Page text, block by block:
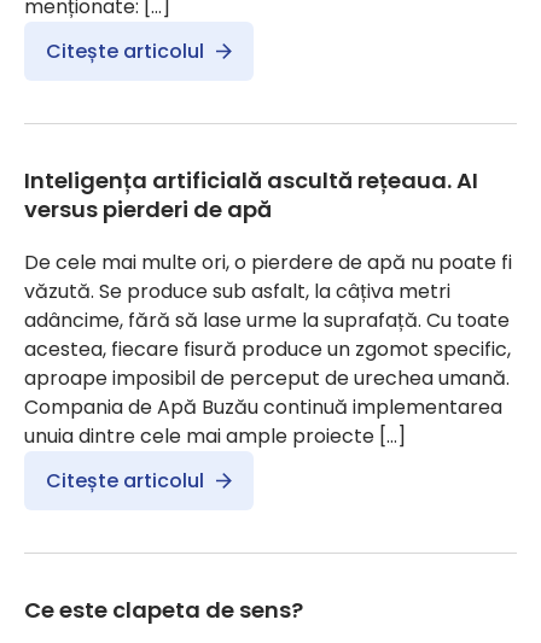
menționate: […]
Citește articolul
Inteligența artificială ascultă rețeaua. AI
versus pierderi de apă
De cele mai multe ori, o pierdere de apă nu poate fi
văzută. Se produce sub asfalt, la câțiva metri
adâncime, fără să lase urme la suprafață. Cu toate
acestea, fiecare fisură produce un zgomot specific,
aproape imposibil de perceput de urechea umană.
Compania de Apă Buzău continuă implementarea
unuia dintre cele mai ample proiecte […]
Citește articolul
Ce este clapeta de sens?